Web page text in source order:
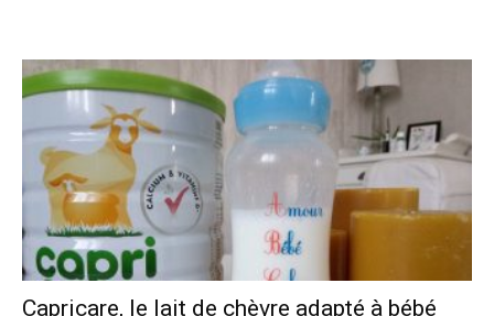
Capricare, le lait de chèvre adapté à bébé